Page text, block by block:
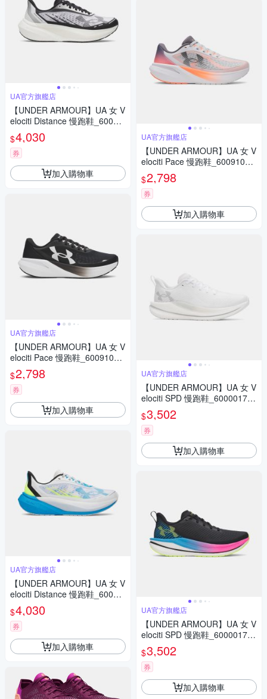
UA官方旗艦店
【UNDER ARMOUR】UA 女 V
elociti Distance 慢跑鞋_60060
31-101
$4,030
券
加入購物車
UA官方旗艦店
【UNDER ARMOUR】UA 女 V
elociti Pace 慢跑鞋_6009108-
001
$2,798
券
加入購物車
UA官方旗艦店
【UNDER ARMOUR】UA 女 V
elociti Distance 慢跑鞋_60060
31-104
$4,030
券
加入購物車
UA官方旗艦店
【UNDER ARMOUR】UA 女 V
elociti Pace 慢跑鞋_6009108-
025
$2,798
券
加入購物車
UA官方旗艦店
【UNDER ARMOUR】UA 女 V
elociti SPD 慢跑鞋_6000017-1
03
$3,502
券
加入購物車
UA官方旗艦店
【UNDER ARMOUR】UA 女 V
elociti SPD 慢跑鞋_6000017-0
05
$3,502
券
加入購物車